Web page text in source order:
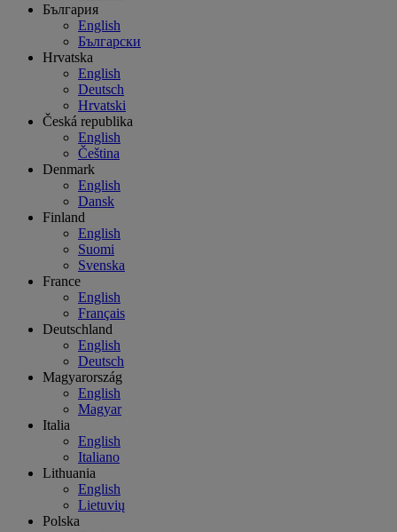
България
English
Български
Hrvatska
English
Deutsch
Hrvatski
Česká republika
English
Čeština
Denmark
English
Dansk
Finland
English
Suomi
Svenska
France
English
Français
Deutschland
English
Deutsch
Magyarország
English
Magyar
Italia
English
Italiano
Lithuania
English
Lietuvių
Polska